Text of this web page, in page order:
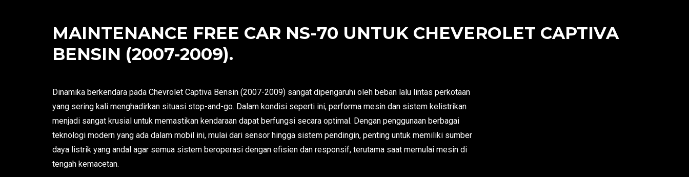
MAINTENANCE FREE CAR NS-70 UNTUK CHEVEROLET CAPTIVA
BENSIN (2007-2009).
Dinamika berkendara pada Chevrolet Captiva Bensin (2007-2009) sangat dipengaruhi oleh beban lalu lintas perkotaan
yang sering kali menghadirkan situasi stop-and-go. Dalam kondisi seperti ini, performa mesin dan sistem kelistrikan
menjadi sangat krusial untuk memastikan kendaraan dapat berfungsi secara optimal. Dengan penggunaan berbagai
teknologi modern yang ada dalam mobil ini, mulai dari sensor hingga sistem pendingin, penting untuk memiliki sumber
daya listrik yang andal agar semua sistem beroperasi dengan efisien dan responsif, terutama saat memulai mesin di
tengah kemacetan.